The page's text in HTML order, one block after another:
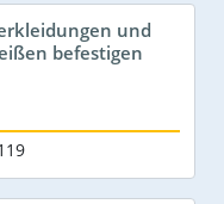
und
befestigen